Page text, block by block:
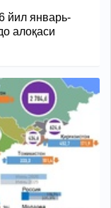
йил январь-
алоқаси